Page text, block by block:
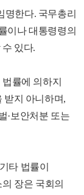
명한다. 국무총리
이나 대통령령의
있다.
률에 의하지
받지 아니하며,
·보안처분 또는
타 법률이
장은 국회의